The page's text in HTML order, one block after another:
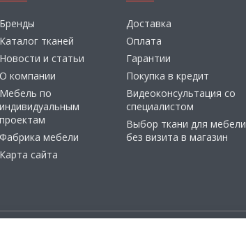
Бренды
Каталог тканей
Новости и статьи
О компании
Мебель по
индивидуальным
проектам
Фабрика мебели
Карта сайта
Доставка
Оплата
Гарантии
Покупка в кредит
Видеоконсультация со
специалистом
Выбор ткани для мебели
без визита в магазин